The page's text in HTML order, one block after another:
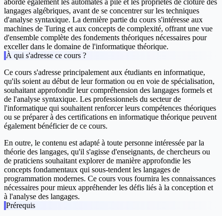
aborde également les automates à pile et les propriétés de clôture des
langages algébriques, avant de se concentrer sur les techniques
d'analyse syntaxique. La dernière partie du cours s'intéresse aux
machines de Turing et aux concepts de complexité, offrant une vue
d'ensemble complète des fondements théoriques nécessaires pour
exceller dans le domaine de l'informatique théorique.
À qui s'adresse ce cours ?
Ce cours s'adresse principalement aux étudiants en informatique,
qu'ils soient au début de leur formation ou en voie de spécialisation,
souhaitant approfondir leur compréhension des langages formels et
de l'analyse syntaxique. Les professionnels du secteur de
l'informatique qui souhaitent renforcer leurs compétences théoriques
ou se préparer à des certifications en informatique théorique peuvent
également bénéficier de ce cours.
En outre, le contenu est adapté à toute personne intéressée par la
théorie des langages, qu'il s'agisse d'enseignants, de chercheurs ou
de praticiens souhaitant explorer de manière approfondie les
concepts fondamentaux qui sous-tendent les langages de
programmation modernes. Ce cours vous fournira les connaissances
nécessaires pour mieux appréhender les défis liés à la conception et
à l'analyse des langages.
Prérequis